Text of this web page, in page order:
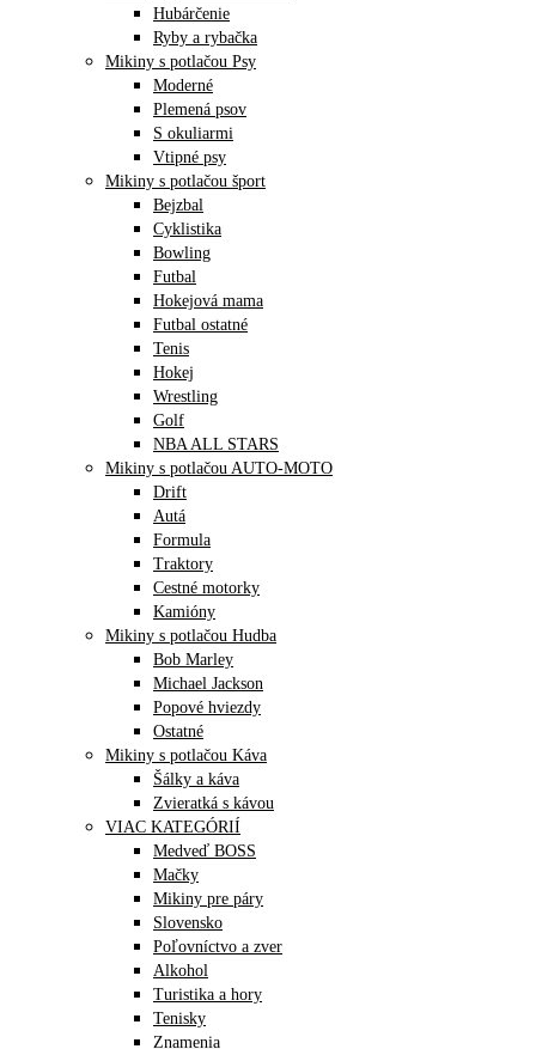
Hubárčenie
Ryby a rybačka
Mikiny s potlačou Psy
Moderné
Plemená psov
S okuliarmi
Vtipné psy
Mikiny s potlačou šport
Bejzbal
Cyklistika
Bowling
Futbal
Hokejová mama
Futbal ostatné
Tenis
Hokej
Wrestling
Golf
NBA ALL STARS
Mikiny s potlačou AUTO-MOTO
Drift
Autá
Formula
Traktory
Cestné motorky
Kamióny
Mikiny s potlačou Hudba
Bob Marley
Michael Jackson
Popové hviezdy
Ostatné
Mikiny s potlačou Káva
Šálky a káva
Zvieratká s kávou
VIAC KATEGÓRIÍ
Medveď BOSS
Mačky
Mikiny pre páry
Slovensko
Poľovníctvo a zver
Alkohol
Turistika a hory
Tenisky
Znamenia